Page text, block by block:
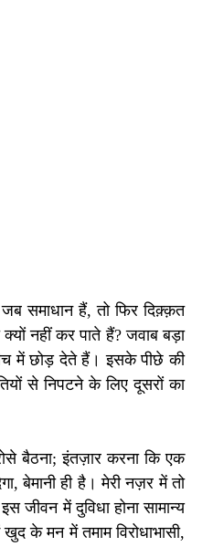
समाधान हैं, तो फिर दिक़्क़त
नहीं कर पाते हैं? जवाब बड़ा
में छोड़ देते हैं। इसके पीछे की
से निपटने के लिए दूसरों का
बैठना; इंतज़ार करना कि एक
बेमानी ही है। मेरी नज़र में तो
में दुविधा होना सामान्य
के मन में तमाम विरोधाभासी,